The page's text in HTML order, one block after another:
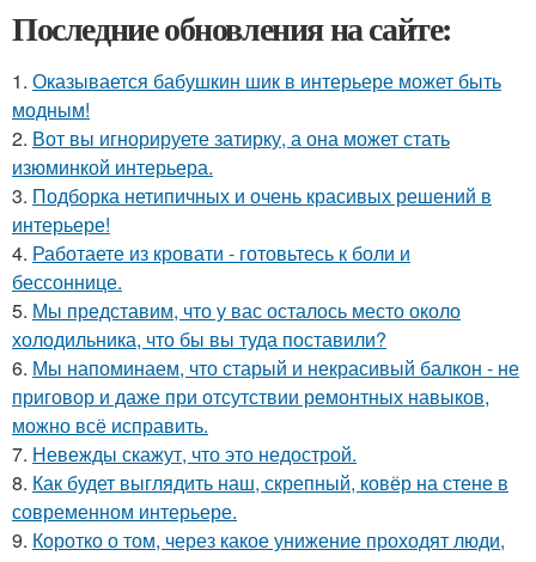
Последние обновления на сайте:
1. Оказывается бабушкин шик в интерьере может быть
модным!
2. Вот вы игнорируете затирку, а она может стать
изюминкой интерьера.
3. Подборка нетипичных и очень красивых решений в
интерьере!
4. Работаете из кровати - готовьтесь к боли и
бессоннице.
5. Мы представим, что у вас осталось место около
холодильника, что бы вы туда поставили?
6. Мы напоминаем, что старый и некрасивый балкон - не
приговор и даже при отсутствии ремонтных навыков,
можно всё исправить.
7. Невежды скажут, что это недострой.
8. Как будет выглядить наш, скрепный, ковёр на стене в
современном интерьере.
9. Коротко о том, через какое унижение проходят люди,